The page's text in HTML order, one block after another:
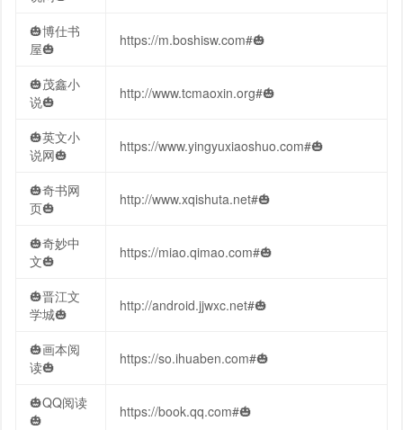
🎃博仕书
屋🎃
https://m.boshisw.com#🎃
🎃茂鑫小
说🎃
http://www.tcmaoxin.org#🎃
🎃英文小
说网🎃
https://www.yingyuxiaoshuo.com#🎃
🎃奇书网
页🎃
http://www.xqishuta.net#🎃
🎃奇妙中
文🎃
https://miao.qimao.com#🎃
🎃晋江文
学城🎃
http://android.jjwxc.net#🎃
🎃画本阅
读🎃
https://so.ihuaben.com#🎃
🎃QQ阅读
🎃
https://book.qq.com#🎃